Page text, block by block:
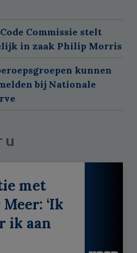
Commissie stelt
in zaak Philip Morris
kunnen
bij Nationale
u
met
‘Ik
ik aan